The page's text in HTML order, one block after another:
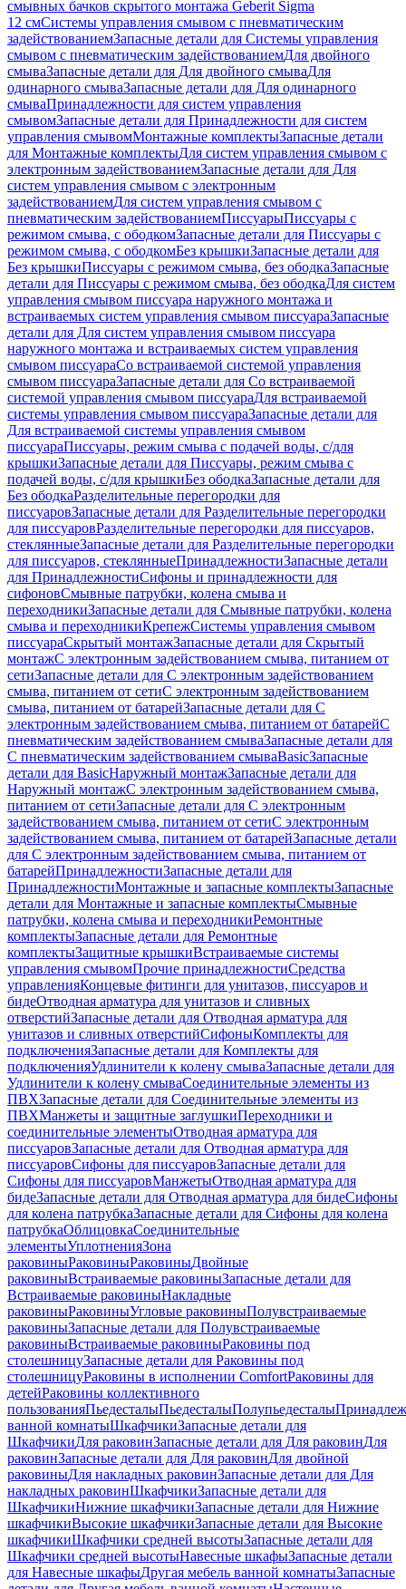
смывных бачков скрытого монтажа Geberit Sigma
12 смСистемы управления смывом с пневматическим
задействованиемЗапасные детали для Системы управления
смывом с пневматическим задействованиемДля двойного
смываЗапасные детали для Для двойного смываДля
одинарного смываЗапасные детали для Для одинарного
смываПринадлежности для систем управления
смывомЗапасные детали для Принадлежности для систем
управления смывомМонтажные комплектыЗапасные детали
для Монтажные комплектыДля систем управления смывом с
электронным задействованиемЗапасные детали для Для
систем управления смывом с электронным
задействованиемДля систем управления смывом с
пневматическим задействованиемПиссуарыПиссуары с
режимом смыва, с ободкомЗапасные детали для Писсуары с
режимом смыва, с ободкомБез крышкиЗапасные детали для
Без крышкиПиссуары с режимом смыва, без ободкаЗапасные
детали для Писсуары с режимом смыва, без ободкаДля систем
управления смывом писсуара наружного монтажа и
встраиваемых систем управления смывом писсуараЗапасные
детали для Для систем управления смывом писсуара
наружного монтажа и встраиваемых систем управления
смывом писсуараСо встраиваемой системой управления
смывом писсуараЗапасные детали для Со встраиваемой
системой управления смывом писсуараДля встраиваемой
системы управления смывом писсуараЗапасные детали для
Для встраиваемой системы управления смывом
писсуараПиссуары, режим смыва с подачей воды, с/для
крышкиЗапасные детали для Писсуары, режим смыва с
подачей воды, с/для крышкиБез ободкаЗапасные детали для
Без ободкаРазделительные перегородки для
писсуаровЗапасные детали для Разделительные перегородки
для писсуаровРазделительные перегородки для писсуаров,
стеклянныеЗапасные детали для Разделительные перегородки
для писсуаров, стеклянныеПринадлежностиЗапасные детали
для ПринадлежностиСифоны и принадлежности для
сифоновСмывные патрубки, колена смыва и
переходникиЗапасные детали для Смывные патрубки, колена
смыва и переходникиКрепежСистемы управления смывом
писсуараСкрытый монтажЗапасные детали для Скрытый
монтажС электронным задействованием смыва, питанием от
сетиЗапасные детали для С электронным задействованием
смыва, питанием от сетиС электронным задействованием
смыва, питанием от батарейЗапасные детали для С
электронным задействованием смыва, питанием от батарейС
пневматическим задействованием смываЗапасные детали для
С пневматическим задействованием смываBasicЗапасные
детали для BasicНаружный монтажЗапасные детали для
Наружный монтажС электронным задействованием смыва,
питанием от сетиЗапасные детали для С электронным
задействованием смыва, питанием от сетиС электронным
задействованием смыва, питанием от батарейЗапасные детали
для С электронным задействованием смыва, питанием от
батарейПринадлежностиЗапасные детали для
ПринадлежностиМонтажные и запасные комплектыЗапасные
детали для Монтажные и запасные комплектыСмывные
патрубки, колена смыва и переходникиРемонтные
комплектыЗапасные детали для Ремонтные
комплектыЗащитные крышкиВстраиваемые системы
управления смывомПрочие принадлежностиСредства
управленияКонцевые фитинги для унитазов, писсуаров и
бидеОтводная арматура для унитазов и сливных
отверстийЗапасные детали для Отводная арматура для
унитазов и сливных отверстийСифоныКомплекты для
подключенияЗапасные детали для Комплекты для
подключенияУдлинители к колену смываЗапасные детали для
Удлинители к колену смываСоединительные элементы из
ПВХЗапасные детали для Соединительные элементы из
ПВХМанжеты и защитные заглушкиПереходники и
соединительные элементыОтводная арматура для
писсуаровЗапасные детали для Отводная арматура для
писсуаровCифоны для писсуаровЗапасные детали для
Cифоны для писсуаровМанжетыОтводная арматура для
бидеЗапасные детали для Отводная арматура для бидеСифоны
для колена патрубкаЗапасные детали для Сифоны для колена
патрубкаОблицовкаСоединительные
элементыУплотненияЗона
раковиныРаковиныРаковиныДвойные
раковиныВстраиваемые раковиныЗапасные детали для
Встраиваемые раковиныНакладные
раковиныРаковиныУгловые раковиныПолувстраиваемые
раковиныЗапасные детали для Полувстраиваемые
раковиныВстраиваемые раковиныРаковины под
столешницуЗапасные детали для Раковины под
столешницуРаковины в исполнении ComfortPаковины для
детейРаковины коллективного
пользованияПьедесталыПьедесталыПолупьедесталы
ванной комнатыШкафчикиЗапасные детали для
ШкафчикиДля раковинЗапасные детали для Для раковинДля
раковинЗапасные детали для Для раковинДля двойной
раковиныДля накладных pаковинЗапасные детали для Для
накладных pаковинШкафчикиЗапасные детали для
ШкафчикиНижние шкафчикиЗапасные детали для Нижние
шкафчикиВысокие шкафчикиЗапасные детали для Высокие
шкафчикиШкафчики средней высотыЗапасные детали для
Шкафчики средней высотыНавесные шкафыЗапасные детали
для Навесные шкафыДругая мебель ванной комнатыЗапасные